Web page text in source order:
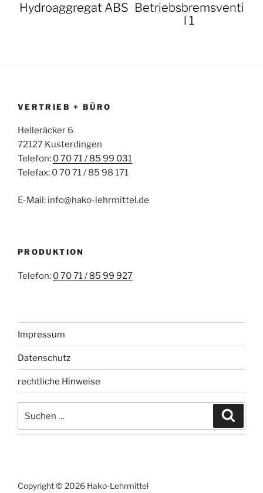
Hydroaggregat ABS Betriebsbremsventi
l 1
VERTRIEB + BÜRO
Helleräcker 6
72127 Kusterdingen
Telefon: 0 70 71 / 85 99 031
Telefax: 0 70 71 / 85 98 171
E-Mail: info@hako-lehrmittel.de
PRODUKTION
Telefon: 0 70 71 / 85 99 927
Impressum
Datenschutz
rechtliche Hinweise
nach:
Copyright © 2026 Hako-Lehrmittel